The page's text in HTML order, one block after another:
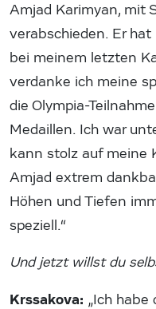
Amjad Karimyan, mit
verabschieden. Er
bei meinem letzten
verdanke ich meine
die Olympia-
Medaillen. Ich war
kann stolz auf meine
Amjad extrem
Höhen und Tiefen
speziell.“
Und jetzt willst du
Krssakova: „Ich